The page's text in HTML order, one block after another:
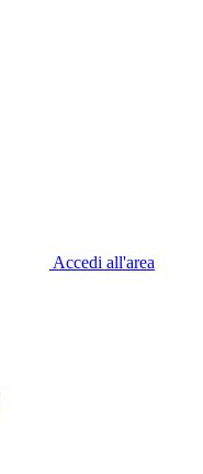
Accedi all'area